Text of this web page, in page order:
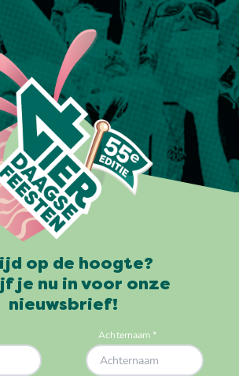
op de hoogte?
je nu in voor onze
nieuwsbrief!